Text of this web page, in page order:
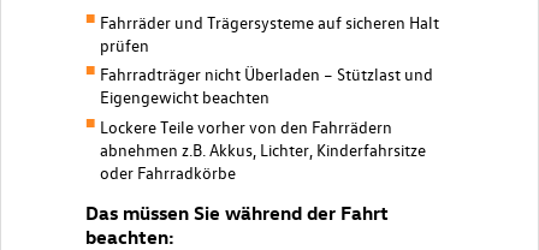
Fahrräder und Trägersysteme auf sicheren Halt
prüfen
Fahrradträger nicht Überladen – Stützlast und
Eigengewicht beachten
Lockere Teile vorher von den Fahrrädern
abnehmen z.B. Akkus, Lichter, Kinderfahrsitze
oder Fahrradkörbe
Das müssen Sie während der Fahrt
beachten: